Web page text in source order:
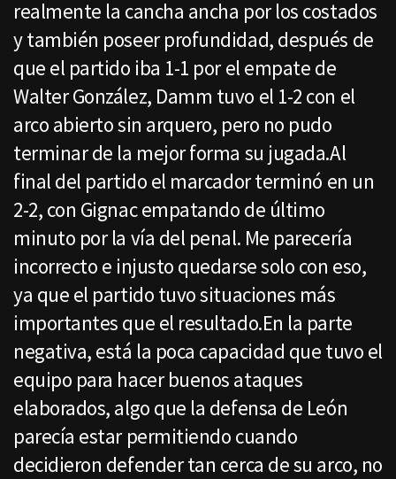
realmente la cancha ancha por los costados
y también poseer profundidad, después de
que el partido iba 1-1 por el empate de
Walter González, Damm tuvo el 1-2 con el
arco abierto sin arquero, pero no pudo
terminar de la mejor forma su jugada.Al
final del partido el marcador terminó en un
2-2, con Gignac empatando de último
minuto por la vía del penal. Me parecería
incorrecto e injusto quedarse solo con eso,
ya que el partido tuvo situaciones más
importantes que el resultado.En la parte
negativa, está la poca capacidad que tuvo el
equipo para hacer buenos ataques
elaborados, algo que la defensa de León
parecía estar permitiendo cuando
decidieron defender tan cerca de su arco, no